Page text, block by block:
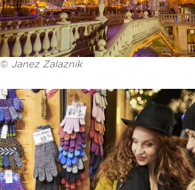
© Janez Zalaznik